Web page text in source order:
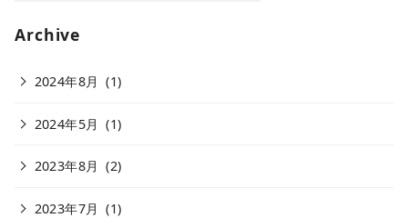
Archive
2024年8月 (1)
2024年5月 (1)
2023年8月 (2)
2023年7月 (1)